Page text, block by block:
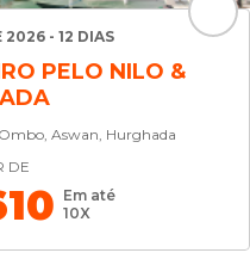
2026 - 12 DIAS
PELO NILO &
Aswan, Hurghada
DE
Em até
10X